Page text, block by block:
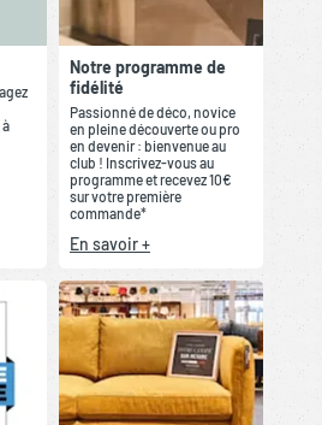
Notre programme de
fidélité
Passionné de déco, novice
en pleine découverte ou pro
en devenir : bienvenue au
club ! Inscrivez-vous au
programme et recevez 10€
sur votre première
commande*
En savoir +